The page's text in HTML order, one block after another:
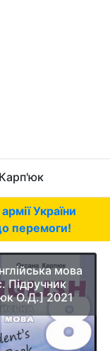
України
перемоги!
мова
Підручник
О.Д.] 2021